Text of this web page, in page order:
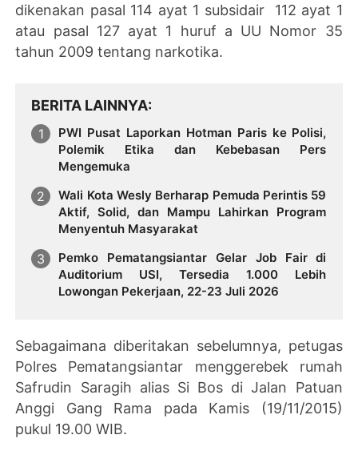
dikenakan pasal 114 ayat 1 subsidair 112 ayat 1
atau pasal 127 ayat 1 huruf a UU Nomor 35
tahun 2009 tentang narkotika.
BERITA LAINNYA
PWI Pusat Laporkan Hotman Paris ke Polisi,
Polemik Etika dan Kebebasan Pers
Mengemuka
Wali Kota Wesly Berharap Pemuda Perintis 59
Aktif, Solid, dan Mampu Lahirkan Program
Menyentuh Masyarakat
Pemko Pematangsiantar Gelar Job Fair di
Auditorium USI, Tersedia 1.000 Lebih
Lowongan Pekerjaan, 22-23 Juli 2026
Sebagaimana diberitakan sebelumnya, petugas
Polres Pematangsiantar menggerebek rumah
Safrudin Saragih alias Si Bos di Jalan Patuan
Anggi Gang Rama pada Kamis (19/11/2015)
pukul 19.00 WIB.